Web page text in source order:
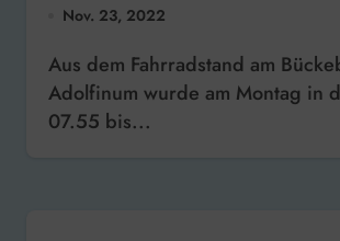
Nov. 23, 2022
Aus dem Fahrradstand am Bückeburger
Adolfinum wurde am Montag in
07.55 bis...